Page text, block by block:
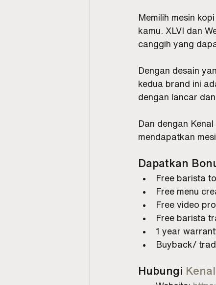
Memilih mesin
kamu. XLVI dan
canggih yang
Dengan desain
kedua brand ini
dengan lancar
Dan dengan
mendapatkan
Dapatkan
Free barista
Free menu
Free video
Free barista
1 year
Buyback/
Hubungi